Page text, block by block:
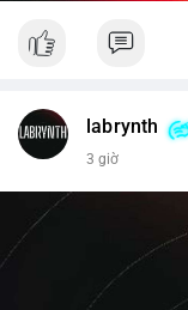
labrynth
3 giờ